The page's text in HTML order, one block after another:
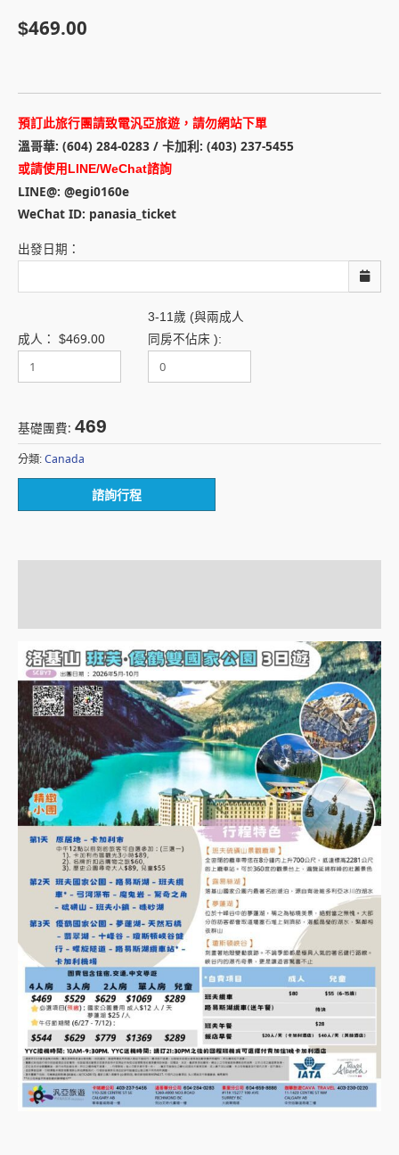
$469.00
預訂此旅行團請致電汎亞旅遊，請勿網站下單
溫哥華: (604) 284-0283 / 卡加利: (403) 237-5455
或請使用LINE/WeChat諮詢
LINE@: @egi0160e
WeChat ID: panasia_ticket
出發日期：
成人： $469.00
3-11歲 (與兩成人
同房不佔床 ):
基礎團費: 469
分類: Canada
諮詢行程